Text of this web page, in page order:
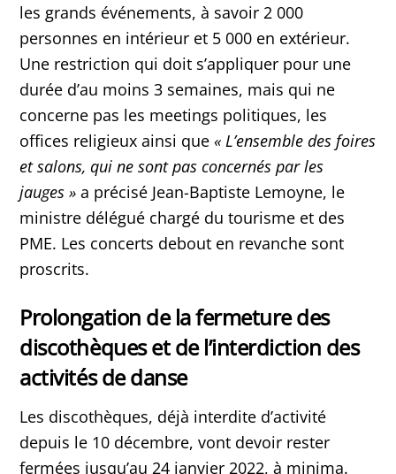
les grands événements, à savoir 2 000
personnes en intérieur et 5 000 en extérieur.
Une restriction qui doit s’appliquer pour une
durée d’au moins 3 semaines, mais qui ne
concerne pas les meetings politiques, les
offices religieux ainsi que« L’ensemble des foires
et salons, qui ne sont pas concernés par les
jauges » a précisé Jean-Baptiste Lemoyne, le
ministre délégué chargé du tourisme et des
PME. Les concerts debout en revanche sont
proscrits.
Prolongation de la fermeture des
discothèques et de l’interdiction des
activités de danse
Les discothèques, déjà interdite d’activité
depuis le 10 décembre, vont devoir rester
fermées jusqu’au 24 janvier 2022, à minima.